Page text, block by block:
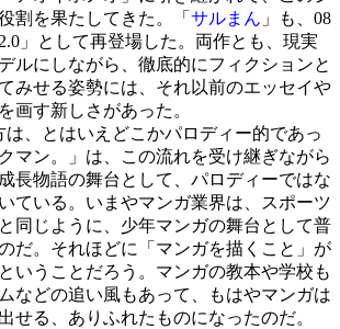
割を果たしてきた。「 サルまん 」も、08
」として再登場した。両作とも、現実
ルにしながら、徹底的にフィクションと
みせる姿勢には、それ以前のエッセイや
画す新しさがあった。
、とはいえどこかパロディー的であっ
マン。」は、この流れを受け継ぎながら
長物語の舞台として、パロディーではな
ている。いまやマンガ業界は、スポーツ
同じように、少年マンガの舞台として普
だ。それほどに「マンガを描くこと」が
いうことだろう。マンガの教本や学校も
などの追い風もあって、もはやマンガは
せる、ありふれたものになったのだ。